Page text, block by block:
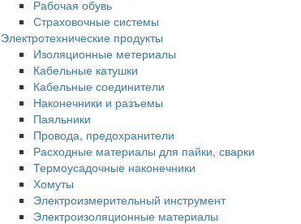
Рабочая обувь
Страховочные системы
Электротехнические продукты
Изоляционные метериалы
Кабельные катушки
Кабельные соединители
Наконечники и разъемы
Паяльники
Провода, предохранители
Расходные материалы для пайки, сварки
Термоусадочные наконечники
Хомуты
Электроизмерительный инструмент
Электроизоляционные материалы